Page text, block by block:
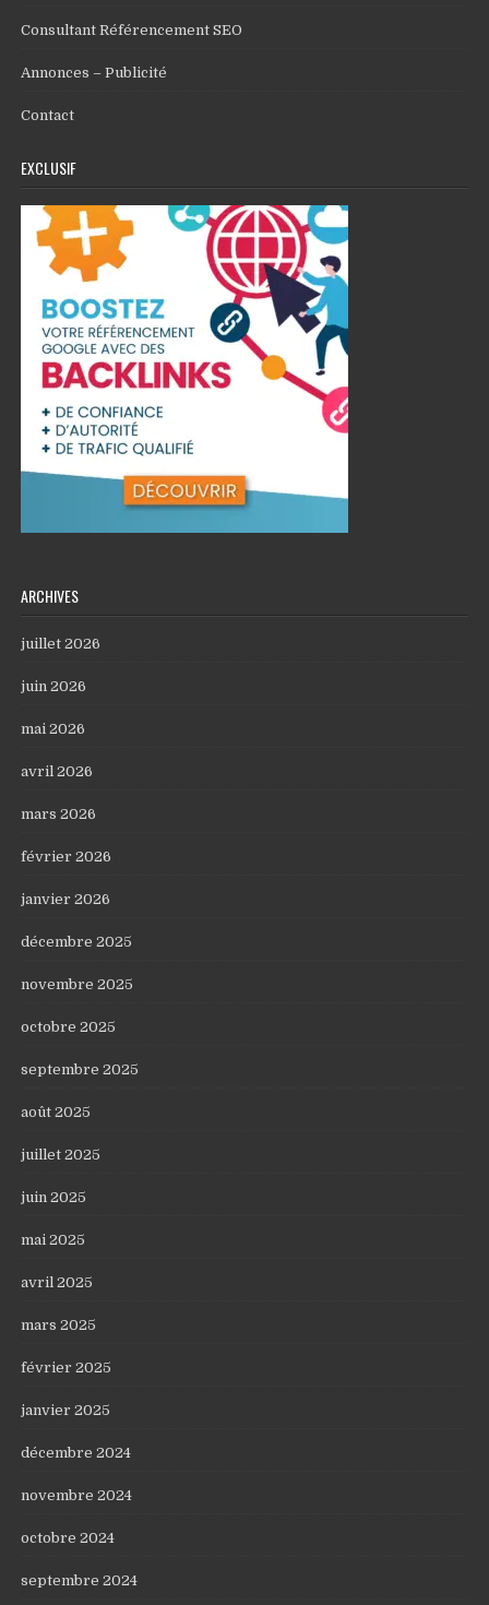
Consultant Référencement SEO
Annonces – Publicité
Contact
EXCLUSIF
ARCHIVES
juillet 2026
juin 2026
mai 2026
avril 2026
mars 2026
février 2026
janvier 2026
décembre 2025
novembre 2025
octobre 2025
septembre 2025
août 2025
juillet 2025
juin 2025
mai 2025
avril 2025
mars 2025
février 2025
janvier 2025
décembre 2024
novembre 2024
octobre 2024
septembre 2024